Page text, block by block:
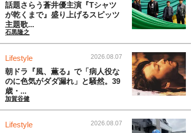
話題さらう蒼井優主演『Tシャツ
が乾くまで』盛り上げるスピッツ
主題歌...
石黒隆之
Lifestyle 2026.08.07
朝ドラ『風、薫る』で「病人役な
のに色気がダダ漏れ」と騒然。39
歳・...
加賀谷健
Lifestyle 2026.08.07